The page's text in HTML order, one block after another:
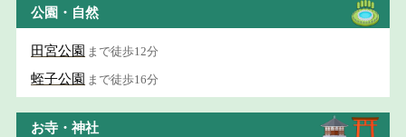
公園・自然
田宮公園 まで徒歩12分
蛭子公園 まで徒歩16分
お寺・神社